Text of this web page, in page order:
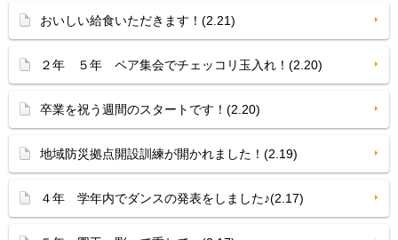
おいしい給食いただきます！(2.21)
２年 ５年 ペア集会でチェッコリ玉入れ！(2.20)
卒業を祝う週間のスタートです！(2.20)
地域防災拠点開設訓練が開かれました！(2.19)
４年 学年内でダンスの発表をしました♪(2.17)